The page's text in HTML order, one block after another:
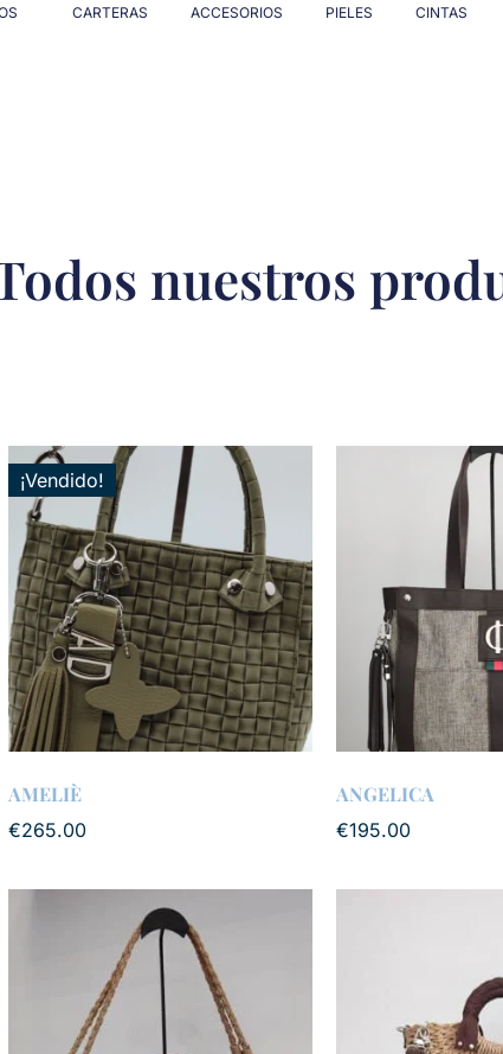
CARTERAS ACCESORIOS PIELES CINTAS
nuestros
¡Vendido!
AMELIÈ
€265.00
ANGELICA
€195.00